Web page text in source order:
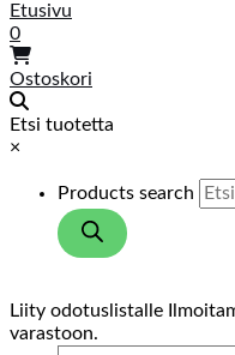
Etusivu
0
Ostoskori
Etsi tuotetta
×
Products search
Liity odotuslistalle
varastoon.